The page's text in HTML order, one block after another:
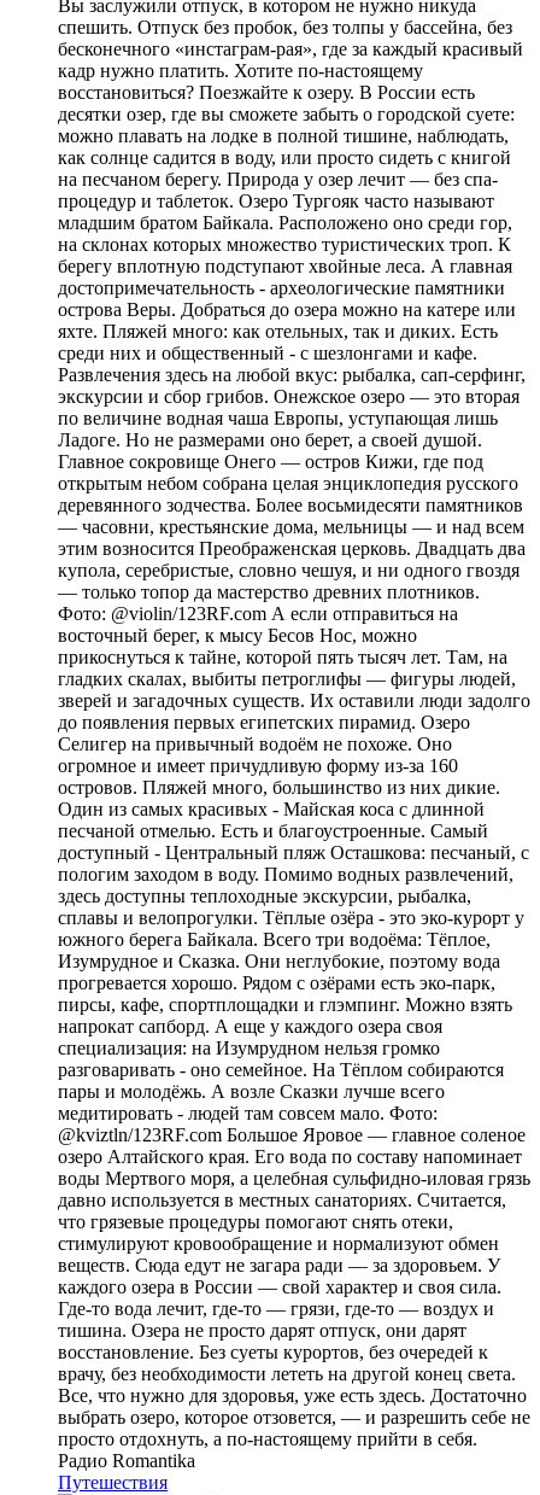
Вы заслужили отпуск, в котором не нужно никуда
спешить. Отпуск без пробок, без толпы у бассейна, без
бесконечного «инстаграм-рая», где за каждый красивый
кадр нужно платить. Хотите по-настоящему
восстановиться? Поезжайте к озеру. В России есть
десятки озер, где вы сможете забыть о городской суете:
можно плавать на лодке в полной тишине, наблюдать,
как солнце садится в воду, или просто сидеть с книгой
на песчаном берегу. Природа у озер лечит — без спа-
процедур и таблеток. Озеро Тургояк часто называют
младшим братом Байкала. Расположено оно среди гор,
на склонах которых множество туристических троп. К
берегу вплотную подступают хвойные леса. А главная
достопримечательность - археологические памятники
острова Веры. Добраться до озера можно на катере или
яхте. Пляжей много: как отельных, так и диких. Есть
среди них и общественный - с шезлонгами и кафе.
Развлечения здесь на любой вкус: рыбалка, сап-серфинг,
экскурсии и сбор грибов. Онежское озеро — это вторая
по величине водная чаша Европы, уступающая лишь
Ладоге. Но не размерами оно берет, а своей душой.
Главное сокровище Онего — остров Кижи, где под
открытым небом собрана целая энциклопедия русского
деревянного зодчества. Более восьмидесяти памятников
— часовни, крестьянские дома, мельницы — и над всем
этим возносится Преображенская церковь. Двадцать два
купола, серебристые, словно чешуя, и ни одного гвоздя
— только топор да мастерство древних плотников.
Фото: @violin/123RF.com А если отправиться на
восточный берег, к мысу Бесов Нос, можно
прикоснуться к тайне, которой пять тысяч лет. Там, на
гладких скалах, выбиты петроглифы — фигуры людей,
зверей и загадочных существ. Их оставили люди задолго
до появления первых египетских пирамид. Озеро
Селигер на привычный водоём не похоже. Оно
огромное и имеет причудливую форму из-за 160
островов. Пляжей много, большинство из них дикие.
Один из самых красивых - Майская коса с длинной
песчаной отмелью. Есть и благоустроенные. Самый
доступный - Центральный пляж Осташкова: песчаный, с
пологим заходом в воду. Помимо водных развлечений,
здесь доступны теплоходные экскурсии, рыбалка,
сплавы и велопрогулки. Тёплые озёра - это эко-курорт у
южного берега Байкала. Всего три водоёма: Тёплое,
Изумрудное и Сказка. Они неглубокие, поэтому вода
прогревается хорошо. Рядом с озёрами есть эко-парк,
пирсы, кафе, спортплощадки и глэмпинг. Можно взять
напрокат сапборд. А еще у каждого озера своя
специализация: на Изумрудном нельзя громко
разговаривать - оно семейное. На Тёплом собираются
пары и молодёжь. А возле Сказки лучше всего
медитировать - людей там совсем мало. Фото:
@kviztln/123RF.com Большое Яровое — главное соленое
озеро Алтайского края. Его вода по составу напоминает
воды Мертвого моря, а целебная сульфидно-иловая грязь
давно используется в местных санаториях. Считается,
что грязевые процедуры помогают снять отеки,
стимулируют кровообращение и нормализуют обмен
веществ. Сюда едут не загара ради — за здоровьем. У
каждого озера в России — свой характер и своя сила.
Где-то вода лечит, где-то — грязи, где-то — воздух и
тишина. Озера не просто дарят отпуск, они дарят
восстановление. Без суеты курортов, без очередей к
врачу, без необходимости лететь на другой конец света.
Все, что нужно для здоровья, уже есть здесь. Достаточно
выбрать озеро, которое отзовется, — и разрешить себе не
просто отдохнуть, а по-настоящему прийти в себя.
Радио Romantika
Путешествия